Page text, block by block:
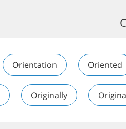
Orientation Oriented
Originally